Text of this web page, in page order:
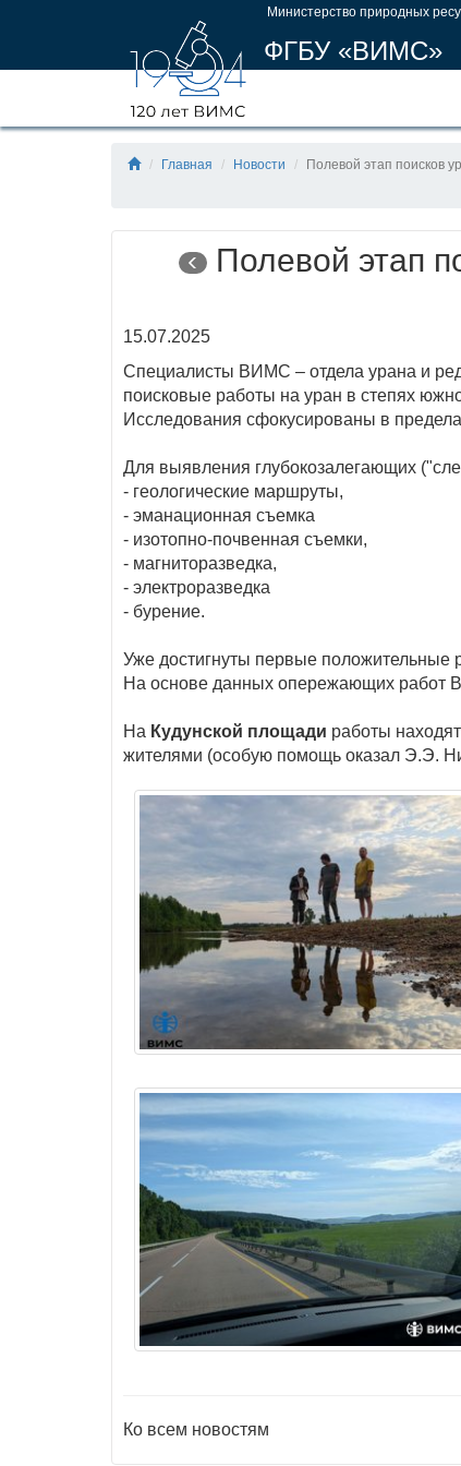
Министерство природных
ФГБУ «ВИМС»
Главная Новости Полевой этап поисков
Полевой этап
15.07.2025
Специалисты ВИМС – отдела урана и
поисковые работы на уран в степях
Исследования сфокусированы в
Для выявления глубокозалегающих
- геологические маршруты,
- эманационная съемка
- изотопно-почвенная съемки,
- магниторазведка,
- электроразведка
- бурение.
Уже достигнуты первые положительные
На основе данных опережающих работ
На Кудунской площади работы
жителями (особую помощь оказал Э.Э.
Ко всем новостям